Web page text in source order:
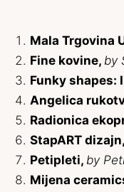
Mala Trgovina
Fine kovine, by
Funky shapes:
Angelica
Radionica
StapART dizajn,
Petipleti, by
Mijena